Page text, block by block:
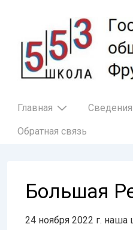
основному
содержимому
Основная
Главная Сведения
Обратная связь
Большая
24 ноября 2022 г.